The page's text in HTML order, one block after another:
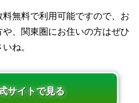
無料で利用可能ですので、お
、関東圏にお住いの方はぜひ
ね。
サイトで見る